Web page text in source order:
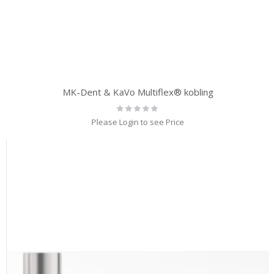
MK-Dent & KaVo Multiflex® kobling
Rating:
0%
Please Login to see Price